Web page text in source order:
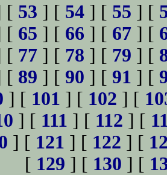
[ 53 ] [ 54 ] [ 55 ] [
[ 65 ] [ 66 ] [ 67 ] [
[ 77 ] [ 78 ] [ 79 ] [
[ 89 ] [ 90 ] [ 91 ] [
] [ 101 ] [ 102 ] [
] [ 111 ] [ 112 ] [
] [ 121 ] [ 122 ] [
[ 129 ] [ 130 ] [